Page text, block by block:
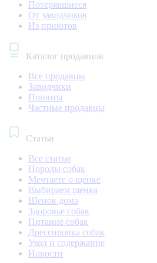
Потерявшиеся
От заводчиков
Из приютов
Каталог продавцов
Все продавцы
Заводчики
Приюты
Частные продавцы
Статьи
Все статьи
Породы собак
Мечтаете о щенке
Выбираем щенка
Щенок дома
Здоровье собак
Питание собак
Дрессировка собак
Уход и содержание
Новости